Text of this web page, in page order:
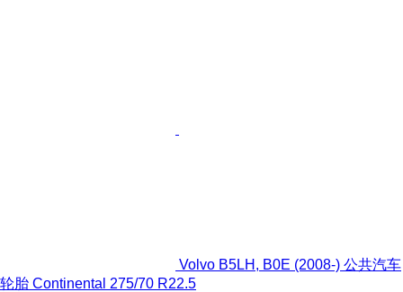
Volvo B5LH, B0E (2008-) 公共汽车
轮胎 Continental 275/70 R22.5